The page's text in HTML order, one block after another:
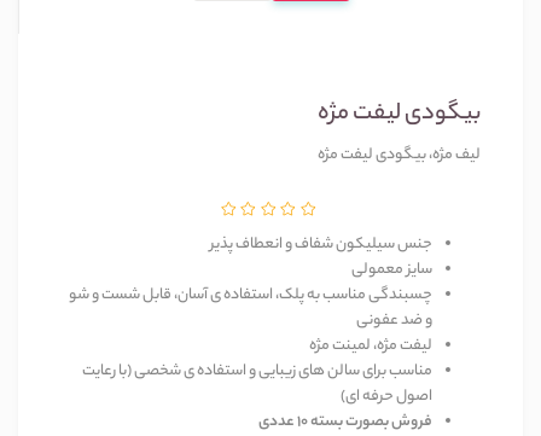
بیگودی لیفت مژه
لیف مژه، بیگودی لیفت مژه
جنس سیلیکون شفاف و انعطاف پذیر
سایز معمولی
چسبندگی مناسب به پلک، استفاده ی آسان، قابل شست و شو
و ضد عفونی
لیفت مژه، لمینت مژه
مناسب برای سالن های زیبایی و استفاده ی شخصی (با رعایت
اصول حرفه ای)
فروش بصورت بسته 10 عددی